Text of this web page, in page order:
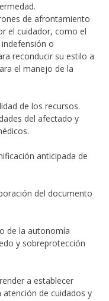
de afrontamiento
el cuidador, como el
o
reconducir su estilo a
el manejo de la
de los recursos.
del afectado y
anticipada de
del documento
de la autonomía
y sobreprotección
a establecer
de cuidados y